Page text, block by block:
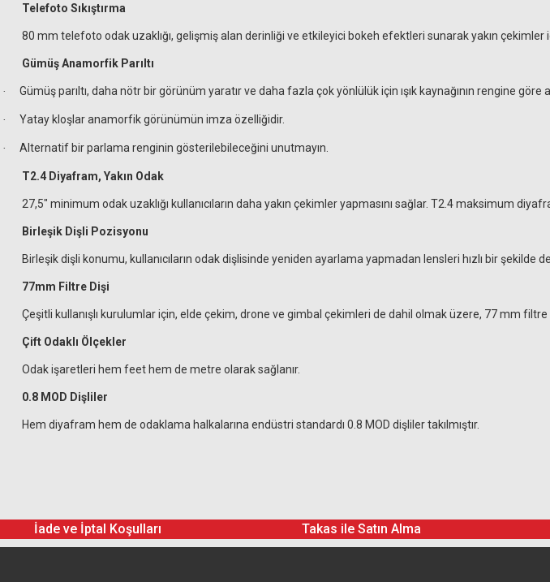
Telefoto Sıkıştırma
80 mm telefoto odak uzaklığı, gelişmiş alan derinliği ve etkileyici bokeh efektleri sunarak yakın çekimler
Gümüş Anamorfik Parıltı
· Gümüş parıltı, daha nötr bir görünüm yaratır ve daha fazla çok yönlülük için ışık kaynağının rengine göre
· Yatay kloşlar anamorfik görünümün imza özelliğidir.
· Alternatif bir parlama renginin gösterilebileceğini unutmayın.
T2.4 Diyafram, Yakın Odak
27,5" minimum odak uzaklığı kullanıcıların daha yakın çekimler yapmasını sağlar. T2.4 maksimum
Birleşik Dişli Pozisyonu
Birleşik dişli konumu, kullanıcıların odak dişlisinde yeniden ayarlama yapmadan lensleri hızlı bir şekilde
77mm Filtre Dişi
Çeşitli kullanışlı kurulumlar için, elde çekim, drone ve gimbal çekimleri de dahil olmak üzere, 77 mm
Çift Odaklı Ölçekler
Odak işaretleri hem feet hem de metre olarak sağlanır.
0.8 MOD Dişliler
Hem diyafram hem de odaklama halkalarına endüstri standardı 0.8 MOD dişliler takılmıştır.
İade ve İptal Koşulları Takas ile Satın Alma